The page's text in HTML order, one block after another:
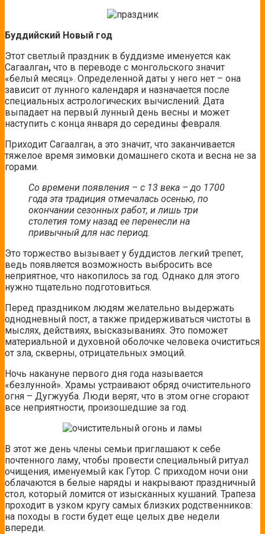
Буддийский Новый год
Этот светлый праздник в буддизме именуется как
Сагаалган, что в переводе с монгольского значит
«белый месяц». Определенной даты у него нет – она
зависит от лунного календаря и назначается после
специальных астрологических вычислений. Дата
выпадает на первый лунный день весны и может
наступить с конца января до середины февраля.
Приходит Сагаалган, а это значит, что заканчивается
тяжелое время зимовки домашнего скота и весна не за
горами.
Со времени появления – с 13 века – до 1700
года эта традиция отмечалась осенью, по
окончании сезонных работ, и лишь три
столетия тому назад ее перенесли на
привычный для нас период.
Это торжество вызывает у буддистов легкий трепет,
ведь появляется возможность выбросить все
неприятное, что накопилось за год. Однако для этого
нужно тщательно подготовиться.
Перед праздником людям желательно выдержать
однодневный пост, а также придерживаться чистоты в
мыслях, действиях, высказываниях. Это поможет
материальной и духовной оболочке человека очиститься
от зла, скверны, отрицательных эмоций.
Ночь накануне первого дня года называется
«безлунной». Храмы устраивают обряд очистительного
огня – Дугжууба. Люди верят, что в этом огне сгорают
все неприятности, произошедшие за год.
В этот же день члены семьи приглашают к себе
почтенного ламу, чтобы провести специальный ритуал
очищения, именуемый как Гутор. С приходом ночи они
облачаются в белые наряды и накрывают праздничный
стол, который ломится от изысканных кушаний. Трапеза
проходит в узком кругу самых близких родственников:
на походы в гости будет еще целых две недели
впереди.